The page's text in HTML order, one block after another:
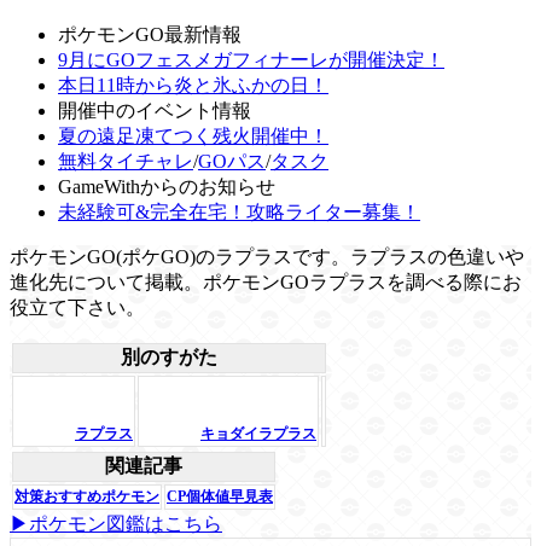
ポケモンGO最新情報
9月にGOフェスメガフィナーレが開催決定！
本日11時から炎と氷ふかの日！
開催中のイベント情報
夏の遠足凍てつく残火開催中！
無料タイチャレ/GOパス/タスク
GameWithからのお知らせ
未経験可&完全在宅！攻略ライター募集！
ポケモンGO(ポケGO)のラプラスです。ラプラスの色違いや
進化先について掲載。ポケモンGOラプラスを調べる際にお
役立て下さい。
別のすがた
ラプラス キョダイラプラス
関連記事
対策おすすめポケモン CP個体値早見表
▶ポケモン図鑑はこちら